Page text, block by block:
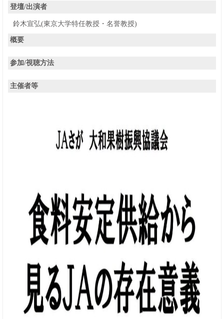
登壇/出演者
鈴木宣弘(東京大学特任教授・名誉教授)
概要
参加/視聴方法
主催者等